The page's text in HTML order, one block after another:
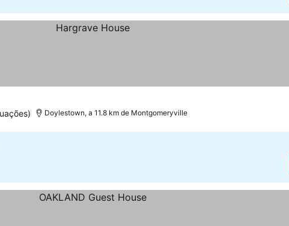
Doylestown, a 11.8 km de Montgomeryville